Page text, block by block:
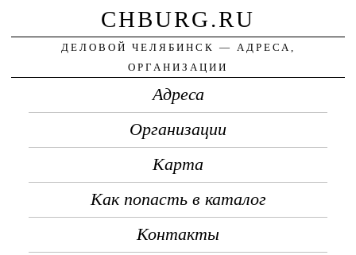
CHBURG.RU
ДЕЛОВОЙ ЧЕЛЯБИНСК — АДРЕСА,
ОРГАНИЗАЦИИ
Адреса
Организации
Карта
Как попасть в каталог
Контакты